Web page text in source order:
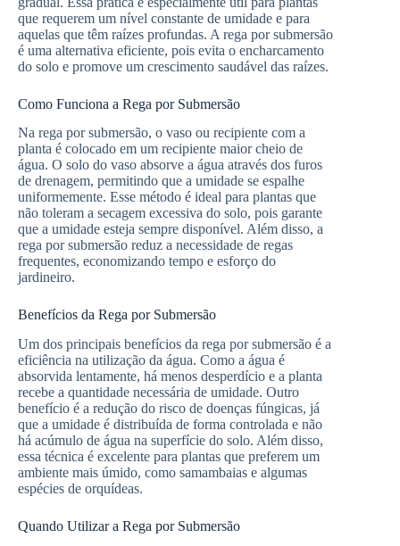
que requerem um nível constante de umidade e para
aquelas que têm raízes profundas. A rega por submersão
é uma alternativa eficiente, pois evita o encharcamento
do solo e promove um crescimento saudável das raízes.
Como Funciona a Rega por Submersão
Na rega por submersão, o vaso ou recipiente com a
planta é colocado em um recipiente maior cheio de
água. O solo do vaso absorve a água através dos furos
de drenagem, permitindo que a umidade se espalhe
uniformemente. Esse método é ideal para plantas que
não toleram a secagem excessiva do solo, pois garante
que a umidade esteja sempre disponível. Além disso, a
rega por submersão reduz a necessidade de regas
frequentes, economizando tempo e esforço do
jardineiro.
Benefícios da Rega por Submersão
Um dos principais benefícios da rega por submersão é a
eficiência na utilização da água. Como a água é
absorvida lentamente, há menos desperdício e a planta
recebe a quantidade necessária de umidade. Outro
benefício é a redução do risco de doenças fúngicas, já
que a umidade é distribuída de forma controlada e não
há acúmulo de água na superfície do solo. Além disso,
essa técnica é excelente para plantas que preferem um
ambiente mais úmido, como samambaias e algumas
espécies de orquídeas.
Quando Utilizar a Rega por Submersão